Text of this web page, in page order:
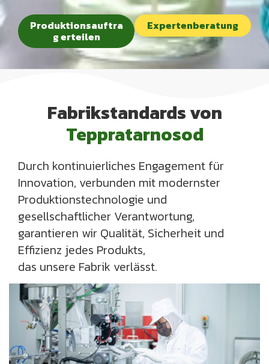
Produktionsauftra
g erteilen
Expertenberatung
Fabrikstandards von
Teppratarnosod
Durch kontinuierliches Engagement für
Innovation, verbunden mit modernster
Produktionstechnologie und
gesellschaftlicher Verantwortung,
garantieren wir Qualität, Sicherheit und
Effizienz jedes Produkts,
das unsere Fabrik verlässt.